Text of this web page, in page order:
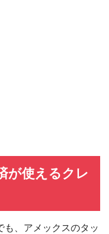
が使えるクレ
も、アメックスのタッ